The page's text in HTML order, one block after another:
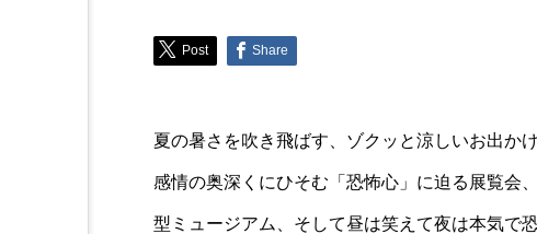
Post Share
夏の暑さを吹き飛ばす、ゾクッと涼しいお出か
感情の奥深くにひそむ「恐怖心」に迫る展覧会
型ミュージアム、そして昼は笑えて夜は本気で
ョコラ」